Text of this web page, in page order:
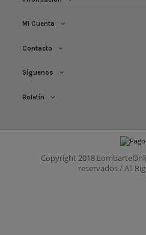
Mi Cuenta
Contacto
Síguenos
Boletín
Copyright 2018
reservados / All